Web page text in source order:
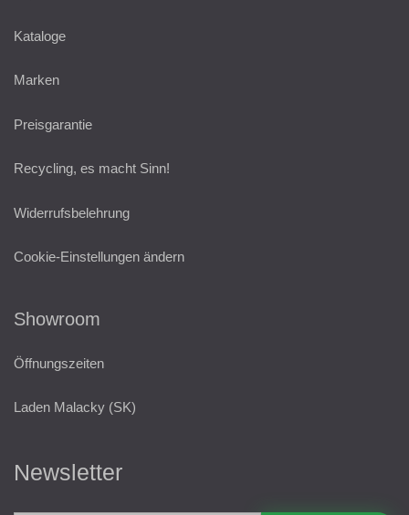
Kataloge
Marken
Preisgarantie
Recycling, es macht Sinn!
Widerrufsbelehrung
Cookie-Einstellungen ändern
Showroom
Öffnungszeiten
Laden Malacky (SK)
Newsletter